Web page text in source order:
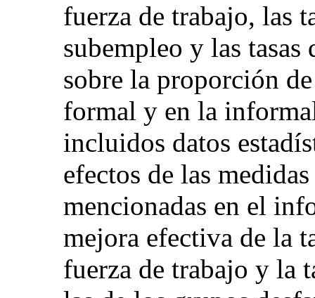
fuerza de trabajo, las
subempleo y las tasas
sobre la proporción
formal y en la
incluidos datos
efectos de las
mencionadas en el
mejora efectiva de la
fuerza de trabajo y la